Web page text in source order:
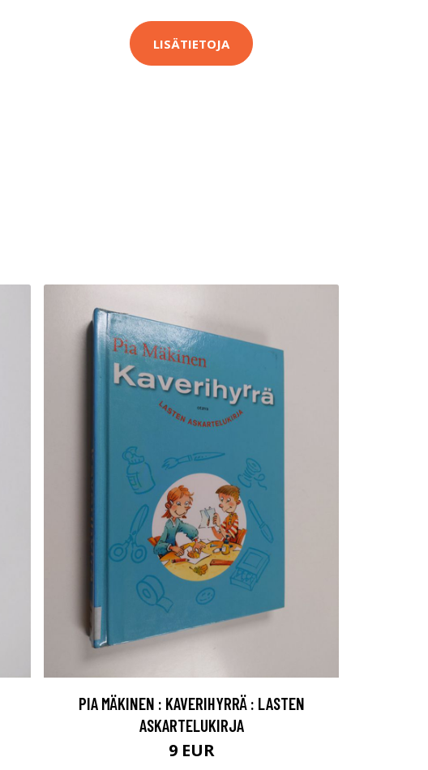
LISÄTIETOJA
PIA MÄKINEN : KAVERIHYRRÄ : LASTEN
ASKARTELUKIRJA
9 EUR